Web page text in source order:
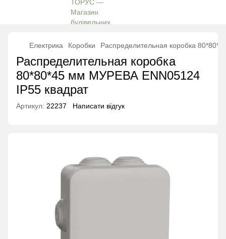
Електрика Коробки Распределительная коробка
Распределительная коробка
80*80*45 мм МУРЕВА ENN05124
IP55 квадрат
Артикул: 22237 Написати відгук